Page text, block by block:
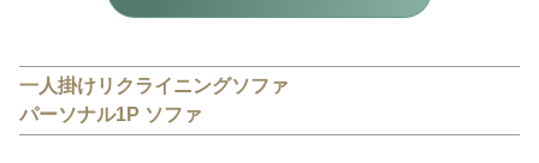
一人掛けリクライニングソファ
パーソナル1P ソファ